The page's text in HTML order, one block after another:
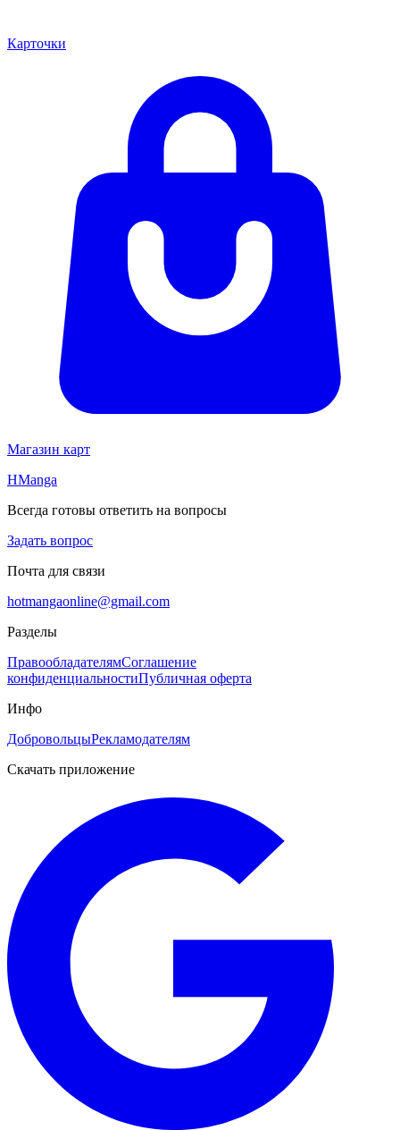
Карточки
Магазин карт
HManga
Всегда готовы ответить на вопросы
Задать вопрос
Почта для связи
hotmangaonline@gmail.com
Разделы
ПравообладателямСоглашение
конфиденциальностиПубличная оферта
Инфо
ДобровольцыРекламодателям
Скачать приложение